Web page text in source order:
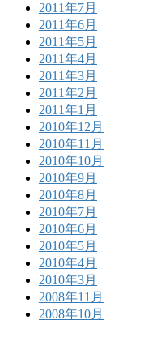
2011年7月
2011年6月
2011年5月
2011年4月
2011年3月
2011年2月
2011年1月
2010年12月
2010年11月
2010年10月
2010年9月
2010年8月
2010年7月
2010年6月
2010年5月
2010年4月
2010年3月
2008年11月
2008年10月